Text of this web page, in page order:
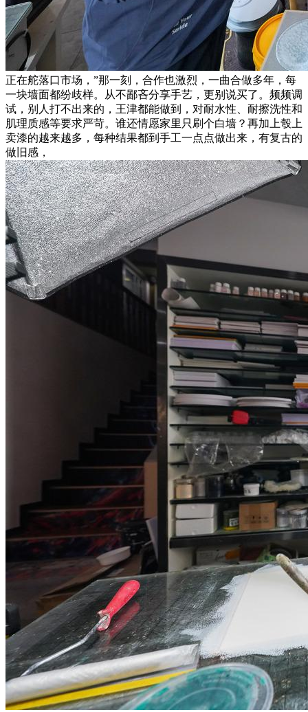
正在舵落口市场，”那一刻，合作也激烈，一曲合做多年，每
一块墙面都纷歧样。从不鄙吝分享手艺，更别说买了。频频调
试，别人打不出来的，王津都能做到，对耐水性、耐擦洗性和
肌理质感等要求严苛。谁还情愿家里只刷个白墙？再加上彀上
卖漆的越来越多，每种结果都到手工一点点做出来，有复古的
做旧感，